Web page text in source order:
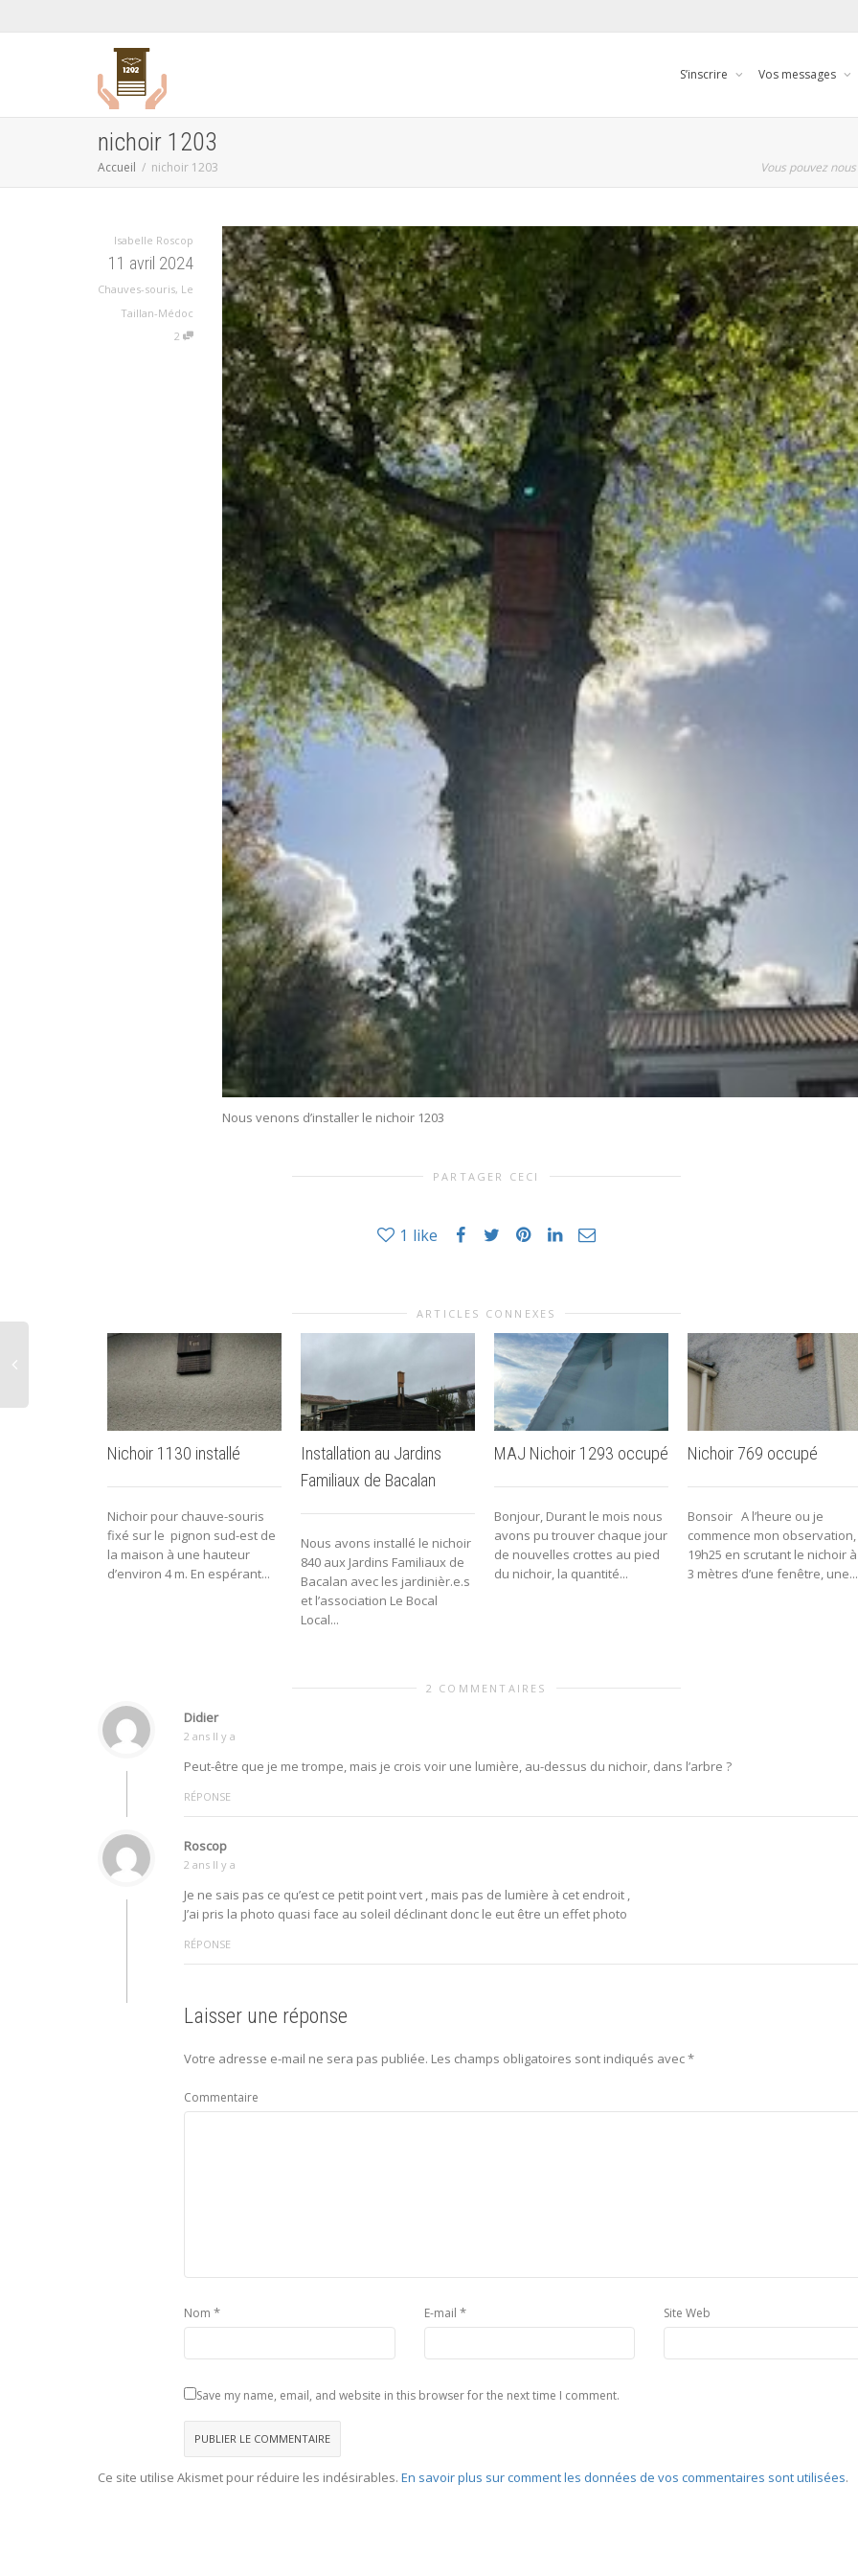
S’inscrire Vos messages
nichoir 1203
Accueil nichoir 1203 Vous pouvez
Isabelle Roscop
11 avril 2024
Chauves-souris, Le
Taillan-Médoc
2
Nous venons d’installer le nichoir 1203
PARTAGER CECI
1 like
ARTICLES CONNEXES
Nichoir 1130 installé
Nichoir pour chauve-souris
fixé sur le pignon sud-est de
la maison à une hauteur
d’environ 4 m. En espérant...
Installation au Jardins
Familiaux de Bacalan
Nous avons installé le nichoir
840 aux Jardins Familiaux de
Bacalan avec les jardinièr.e.s
et l’association Le Bocal
Local...
MAJ Nichoir 1293 occupé
Bonjour, Durant le mois nous
avons pu trouver chaque jour
de nouvelles crottes au pied
du nichoir, la quantité...
Nichoir 769 occupé
Bonsoir A l’heure ou je
commence mon observation,
19h25 en scrutant le nichoir à
3 mètres d’une fenêtre, une...
2 COMMENTAIRES
Didier
2 ans Il y a
Peut-être que je me trompe, mais je crois voir une lumière, au-dessus du nichoir, dans l’arbre ?
RÉPONSE
Roscop
2 ans Il y a
Je ne sais pas ce qu’est ce petit point vert , mais pas de lumière à cet endroit ,
J’ai pris la photo quasi face au soleil déclinant donc le eut être un effet photo
RÉPONSE
Laisser une réponse
Votre adresse e-mail ne sera pas publiée. Les champs obligatoires sont indiqués avec*
Commentaire
Nom * E-mail * Site Web
Save my name, email, and website in this browser for the next time I comment.
Ce site utilise Akismet pour réduire les indésirables. En savoir plus sur comment les données de vos commentaires sont utilisées.